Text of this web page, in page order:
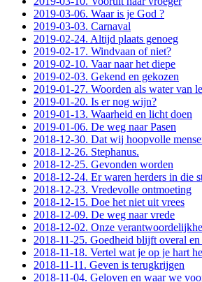
2019-03-06. Waar is je God ?
2019-03-03. Carnaval
2019-02-24. Altijd plaats genoeg
2019-02-17. Windvaan of niet?
2019-02-10. Vaar naar het diepe
2019-02-03. Gekend en gekozen
2019-01-27. Woorden als water van
2019-01-20. Is er nog wijn?
2019-01-13. Waarheid en licht doen
2019-01-06. De weg naar Pasen
2018-12-30. Dat wij hoopvolle
2018-12-26. Stephanus.
2018-12-25. Gevonden worden
2018-12-24. Er waren herders in die
2018-12-23. Vredevolle ontmoeting
2018-12-15. Doe het niet uit vrees
2018-12-09. De weg naar vrede
2018-12-02. Onze
2018-11-25. Goedheid blijft overal
2018-11-18. Vertel wat je op je hart
2018-11-11. Geven is terugkrijgen
2018-11-04. Geloven en waar we